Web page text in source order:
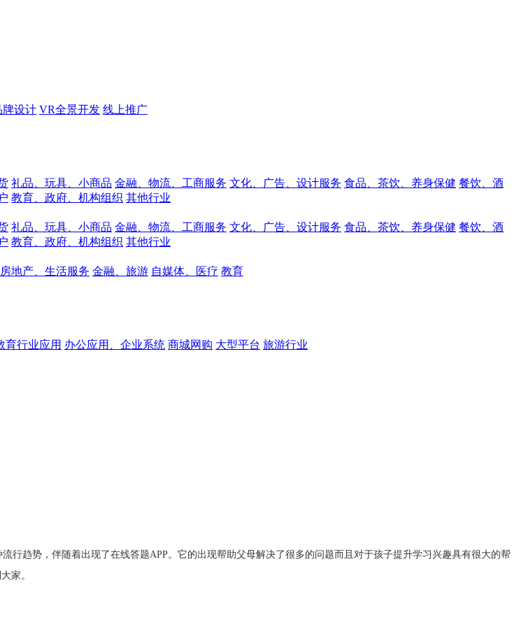
牌设计 VR全景开发 线上推广
礼品、玩具、小商品 金融、物流、工商服务 文化、广告、设计服务 食品、茶饮、养身保健 餐饮、酒
教育、政府、机构组织 其他行业
礼品、玩具、小商品 金融、物流、工商服务 文化、广告、设计服务 食品、茶饮、养身保健 餐饮、酒
教育、政府、机构组织 其他行业
房地产、生活服务 金融、旅游 自媒体、医疗 教育
育行业应用 办公应用、企业系统 商城网购 大型平台 旅游行业
行趋势，伴随着出现了在线答题APP。它的出现帮助父母解决了很多的问题而且对于孩子提升学习兴趣具有很大的帮
家。